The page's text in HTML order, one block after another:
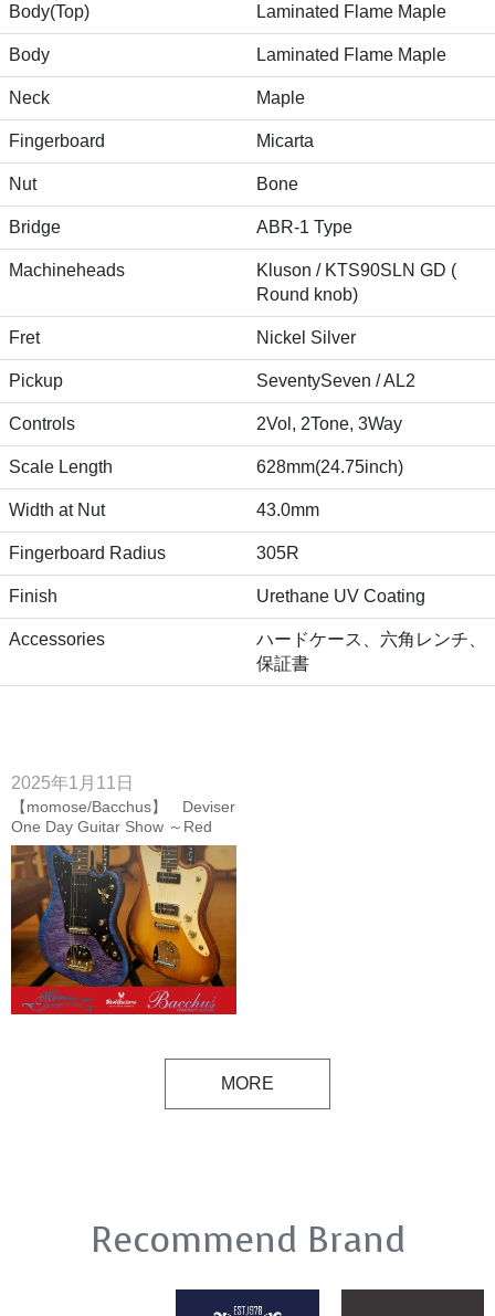
Body(Top) Laminated Flame Maple
Body Laminated Flame Maple
Neck Maple
Fingerboard Micarta
Nut Bone
Bridge ABR-1 Type
Machineheads
Kluson / KTS90SLN GD (
Round knob)
Fret Nickel Silver
Pickup SeventySeven / AL2
Controls 2Vol, 2Tone, 3Way
Scale Length 628mm(24.75inch)
Width at Nut 43.0mm
Fingerboard Radius 305R
Finish Urethane UV Coating
Accessories
ハードケース、六角レンチ、
保証書
2025年1月11日
【momose/Bacchus】 Deviser
One Day Guitar Show ～Red
Guitars選定品～ 【Red
Guitars】
MORE
Recommend Brand